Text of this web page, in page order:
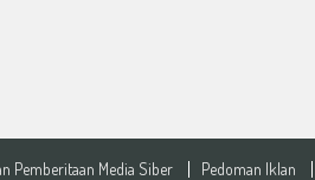
Pemberitaan Media Siber Pedoman Iklan